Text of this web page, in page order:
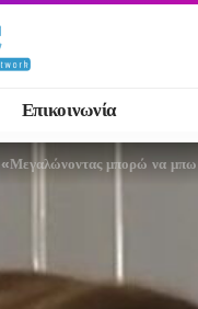
Επικοινωνία
«Μεγαλώνοντας μπορώ να μπω